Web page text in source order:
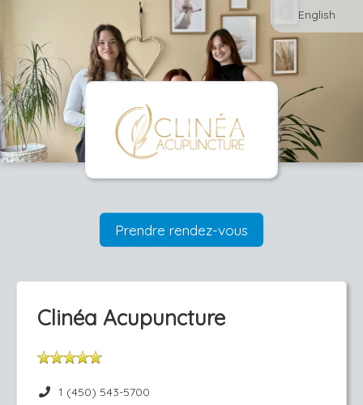
English
Prendre rendez-vous
Clinéa Acupuncture
1 (450) 543-5700